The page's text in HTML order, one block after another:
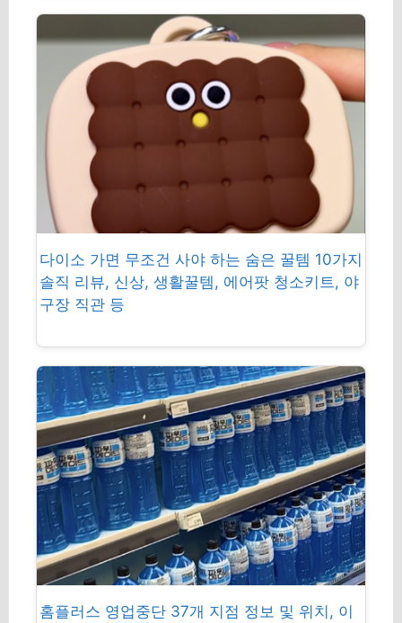
다이소 가면 무조건 사야 하는 숨은 꿀템 10가지
솔직 리뷰, 신상, 생활꿀템, 에어팟 청소키트, 야
구장 직관 등
홈플러스 영업중단 37개 지점 정보 및 위치, 이